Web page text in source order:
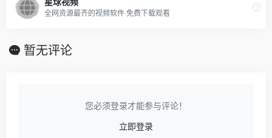
全网资源最齐的视频软件 免费下载观看
暂无评论
您必须登录才能参与评论！
立即登录